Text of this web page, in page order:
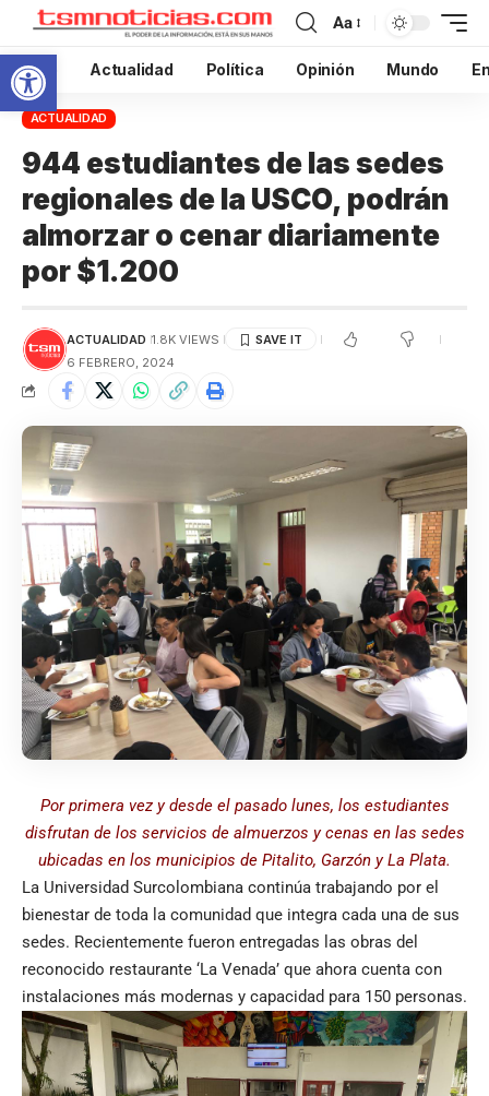
Abrir barra de herramientas
Aa
Inicio Actualidad Política Opinión Mundo
ACTUALIDAD
944 estudiantes de las sedes
regionales de la USCO, podrán
almorzar o cenar diariamente
por $1.200
ACTUALIDAD 1.8K VIEWS
6 FEBRERO, 2024
Por primera vez y desde el pasado lunes, los estudiantes
disfrutan de los servicios de almuerzos y cenas en las sedes
ubicadas en los municipios de Pitalito, Garzón y La Plata.
La Universidad Surcolombiana continúa trabajando por el
bienestar de toda la comunidad que integra cada una de sus
sedes. Recientemente fueron entregadas las obras del
reconocido restaurante ‘La Venada’ que ahora cuenta con
instalaciones más modernas y capacidad para 150 personas.